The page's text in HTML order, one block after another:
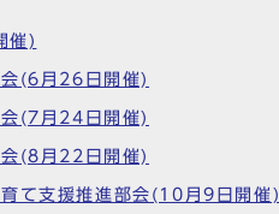
催)
(6月26日開催)
(7月24日開催)
(8月22日開催)
て支援推進部会(10月9日開催)